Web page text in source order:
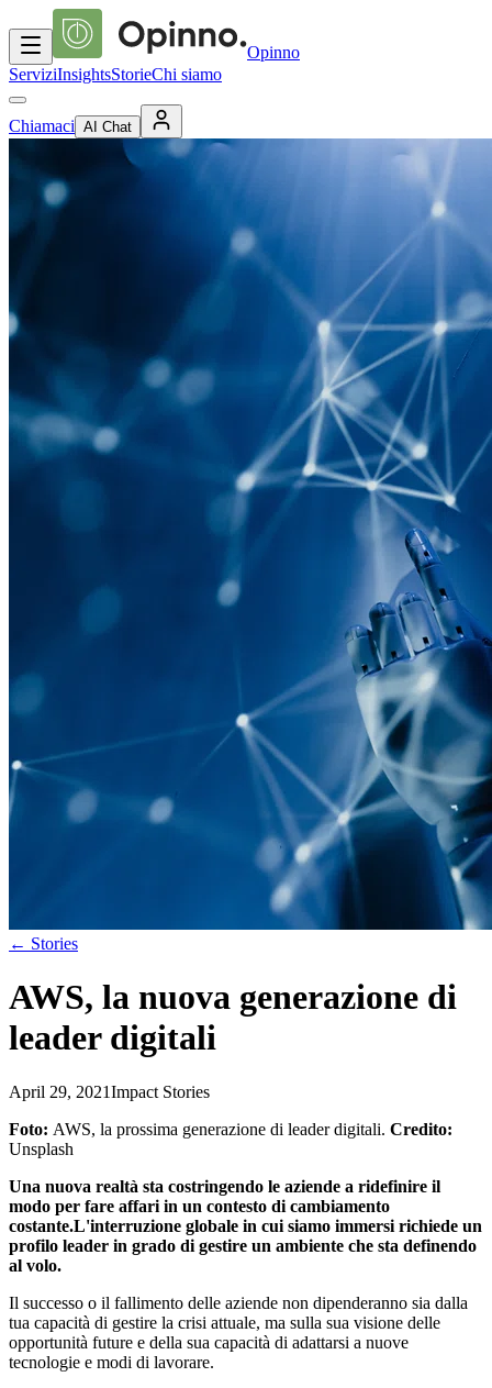
Opinno
ServiziInsightsStorieChi siamo
Chiamaci AI Chat
← Stories
AWS, la nuova generazione di
leader digitali
April 29, 2021Impact Stories
Foto: AWS, la prossima generazione di leader digitali. Credito:
Unsplash
Una nuova realtà sta costringendo le aziende a ridefinire il
modo per fare affari in un contesto di cambiamento
costante.L'interruzione globale in cui siamo immersi richiede un
profilo leader in grado di gestire un ambiente che sta definendo
al volo.
Il successo o il fallimento delle aziende non dipenderanno sia dalla
tua capacità di gestire la crisi attuale, ma sulla sua visione delle
opportunità future e della sua capacità di adattarsi a nuove
tecnologie e modi di lavorare.